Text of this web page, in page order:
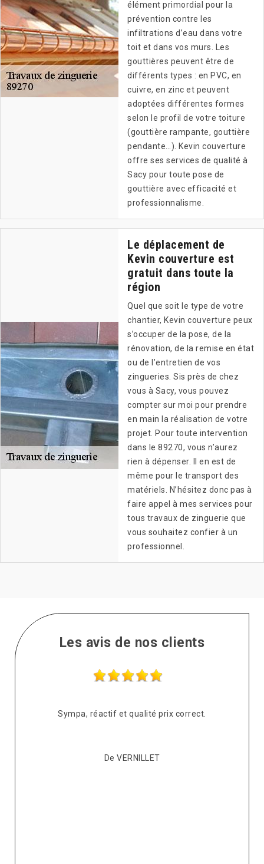
élément primordial pour la
prévention contre les
infiltrations d’eau dans votre
toit et dans vos murs. Les
gouttières peuvent être de
différents types : en PVC, en
cuivre, en zinc et peuvent
adoptées différentes formes
selon le profil de votre toiture
(gouttière rampante, gouttière
pendante…). Kevin couverture
offre ses services de qualité à
Sacy pour toute pose de
gouttière avec efficacité et
professionnalisme.
Le déplacement de
Kevin couverture est
gratuit dans toute la
région
Quel que soit le type de votre
chantier, Kevin couverture peux
s’occuper de la pose, de la
rénovation, de la remise en état
ou de l’entretien de vos
zingueries. Sis près de chez
vous à Sacy, vous pouvez
compter sur moi pour prendre
en main la réalisation de votre
projet. Pour toute intervention
dans le 89270, vous n’aurez
rien à dépenser. Il en est de
même pour le transport des
matériels. N’hésitez donc pas à
faire appel à mes services pour
tous travaux de zinguerie que
vous souhaitez confier à un
professionnel.
Les avis de nos clients
Sympa, réactif et qualité prix correct.
De VERNILLET